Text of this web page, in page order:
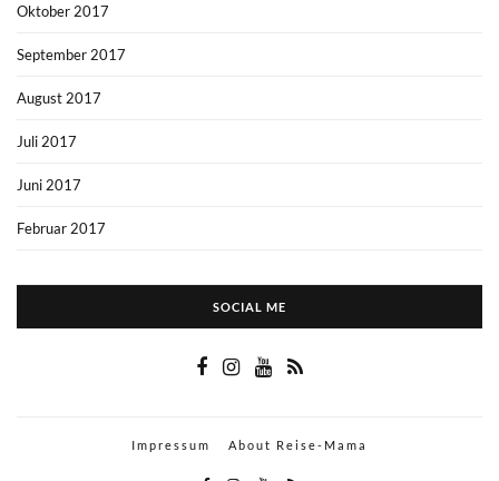
Oktober 2017
September 2017
August 2017
Juli 2017
Juni 2017
Februar 2017
SOCIAL ME
Impressum About Reise-Mama